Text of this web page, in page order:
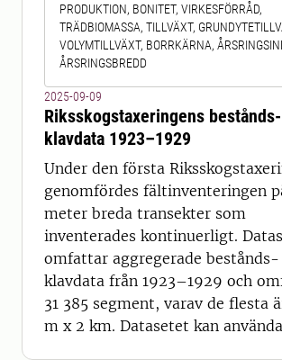
Data i databasen kommer från
provtagningar utförda mellan
PRODUKTION, BONITET, VIRKESFÖRRÅD,
TRÄDBIOMASSA, TILLVÄXT,
VOLYMTILLVÄXT, BORRKÄRNA,
ÅRSRINGSBREDD
2025-09-09
Riksskogstaxeringens
klavdata 1923–1929
Under den första
genomfördes fältinventeringen
meter breda transekter som
inventerades kontinuerligt.
omfattar aggregerade bestånds-
klavdata från 1923–1929 och
31 385 segment, varav de flesta
m x 2 km. Datasetet kan